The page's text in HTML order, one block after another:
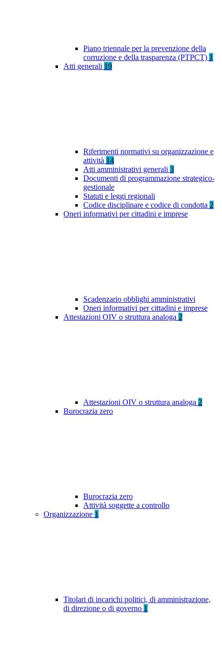
Piano triennale per la prevenzione della
corruzione e della trasparenza (PTPCT) 1
Atti generali 19
Riferimenti normativi su organizzazione e
attività 14
Atti amministrativi generali 3
Documenti di programmazione strategico-
gestionale
Statuti e leggi regionali
Codice disciplinare e codice di condotta 2
Oneri informativi per cittadini e imprese
Scadenzario obblighi amministrativi
Oneri informativi per cittadini e imprese
Attestazioni OIV o struttura analoga 2
Attestazioni OIV o struttura analoga 2
Burocrazia zero
Burocrazia zero
Attività soggette a controllo
Organizzazione 1
Titolari di incarichi politici, di amministrazione,
di direzione o di governo 1